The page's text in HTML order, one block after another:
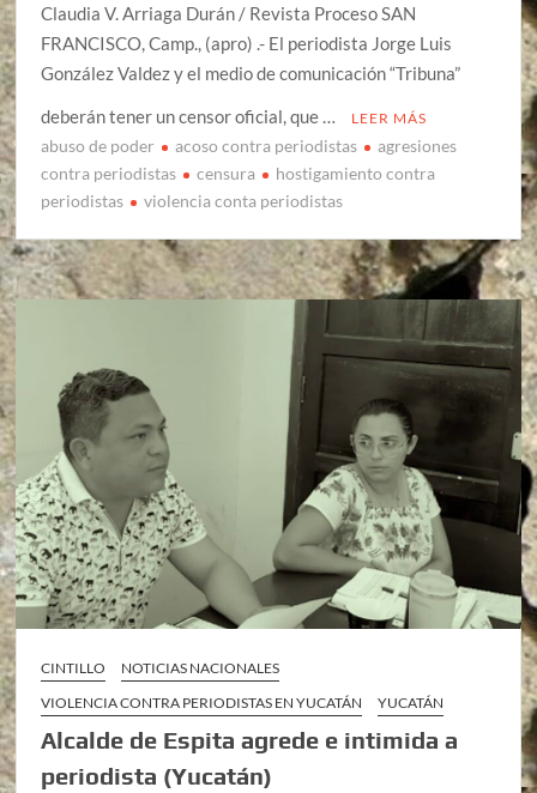
Claudia V. Arriaga Durán / Revista Proceso SAN
FRANCISCO, Camp., (apro) .- El periodista Jorge Luis
González Valdez y el medio de comunicación “Tribuna”
deberán tener un censor oficial, que …
LEER MÁS
abuso de poder acoso contra periodistas
agresiones
contra periodistas
censura
hostigamiento contra
periodistas
violencia conta periodistas
CINTILLO
NOTICIAS NACIONALES
VIOLENCIA CONTRA PERIODISTAS EN YUCATÁN
YUCATÁN
Alcalde de Espita agrede e intimida a
periodista (Yucatán)